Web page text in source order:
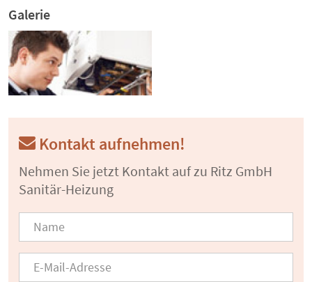
Galerie
Kontakt aufnehmen!
Nehmen Sie jetzt Kontakt auf zu Ritz GmbH
Sanitär-Heizung